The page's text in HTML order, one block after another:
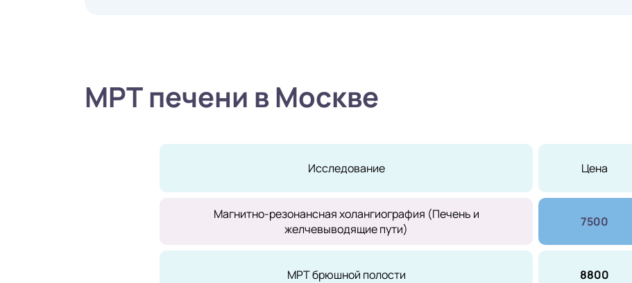
МРТ печени в Москве
Исследование Цена
Магнитно-резонансная холангиография (Печень и
желчевыводящие пути)
7500
МРТ брюшной полости 8800